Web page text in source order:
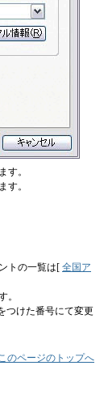
す。
す。
トの一覧は[ 全国ア
。
つけた番号にて変更
のページのトップへ